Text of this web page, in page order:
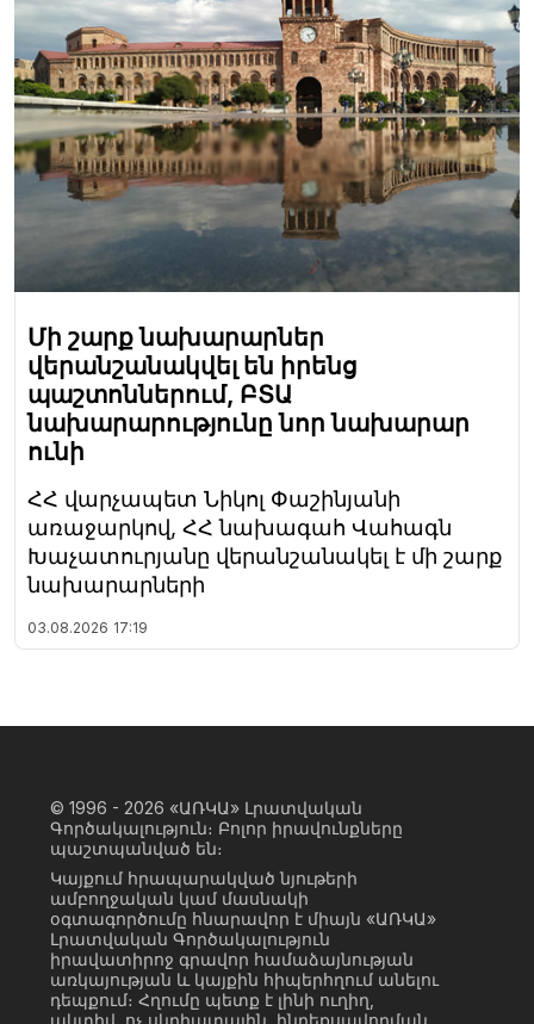
Մի շարք նախարարներ
վերանշանակվել են իրենց
պաշտոններում, ԲՏԱ
նախարարությունը նոր նախարար
ունի
ՀՀ վարչապետ Նիկոլ Փաշինյանի
առաջարկով, ՀՀ նախագահ Վահագն
Խաչատուրյանը վերանշանակել է մի շարք
նախարարների
03.08.2026 17:19
© 1996 - 2026 «ԱՌԿԱ» Լրատվական
Գործակալություն։ Բոլոր իրավունքները
պաշտպանված են։
Կայքում հրապարակված նյութերի
ամբողջական կամ մասնակի
օգտագործումը հնարավոր է միայն «ԱՌԿԱ»
Լրատվական Գործակալություն
իրավատիրոջ գրավոր համաձայնության
առկայության և կայքին հիպերհղում անելու
դեպքում։ Հղումը պետք է լինի ուղիղ,